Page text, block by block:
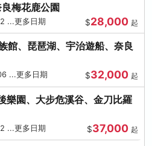
梅花鹿公園
...更多日期 $28,000 起
館、琵琶湖、宇治遊船、奈良
...更多日期 $32,000 起
樂園、大步危溪谷、金刀比羅
...更多日期 $37,000 起